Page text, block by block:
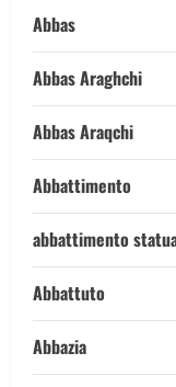
Abbas
Abbas Araghchi
Abbas Araqchi
Abbattimento
abbattimento
Abbattuto
Abbazia